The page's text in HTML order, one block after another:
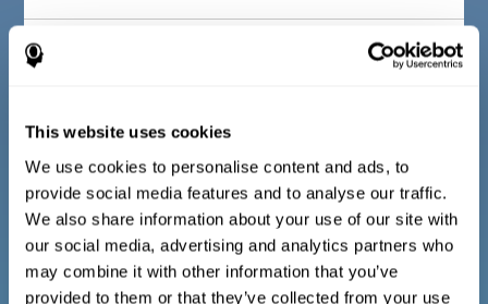
This website uses cookies
We use cookies to personalise content and ads, to
provide social media features and to analyse our traffic.
We also share information about your use of our site with
our social media, advertising and analytics partners who
may combine it with other information that you’ve
provided to them or that they’ve collected from your use
Consiste en une série de questions faciles à répondre qui
dans un état physique approprié), le bien-être psychologique (un
bon état de nos processus cognitifs et émotionnels) et le bien-
être social (maintenir des relations saines et riches avec les
personnes qui nous entourent). Les questions appartenant à
chaque domaine sont adaptées à la vie quotidienne des enfants
Questionnaire pour les adultes et les personnes